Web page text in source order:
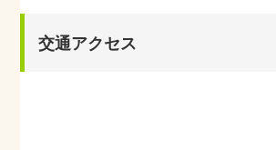
交通アクセス